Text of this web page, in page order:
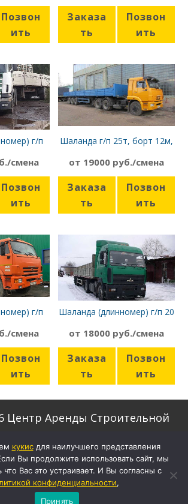
Позвон
ить
Заказа
ть
Позвон
ить
г/п
смена
Позвон
ить
Шаланда г/п 25т, борт 12м,
от 19000 руб./смена
Заказа
ть
Позвон
ить
г/п
смена
Позвон
ить
Шаланда (длинномер) г/п 20
от 18000 руб./смена
Заказа
ть
Позвон
ить
Центр Аренды Строительной
Скачать формы договоров
Настройки кукис
Политика конфиденциальности
кукиcдля наилучшего представления
Вы продолжите использовать сайт, мы
что Вас это устраивает. И Вы согласны с
конфиденциальности,
Принять